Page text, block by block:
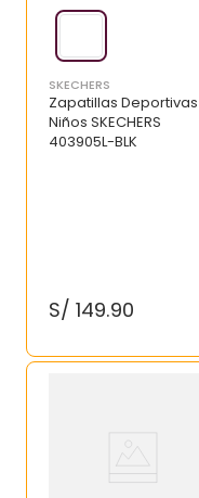
SKECHERS
Zapatillas Deportivas
Niños SKECHERS
403905L-BLK
S/ 149.90